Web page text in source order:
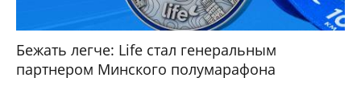
Бежать легче: Life стал генеральным
партнером Минского полумарафона